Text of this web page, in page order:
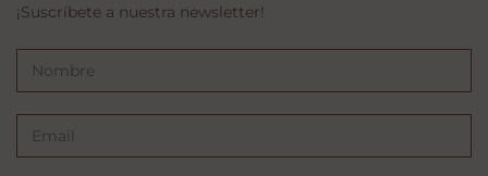
¡Suscríbete a nuestra newsletter!